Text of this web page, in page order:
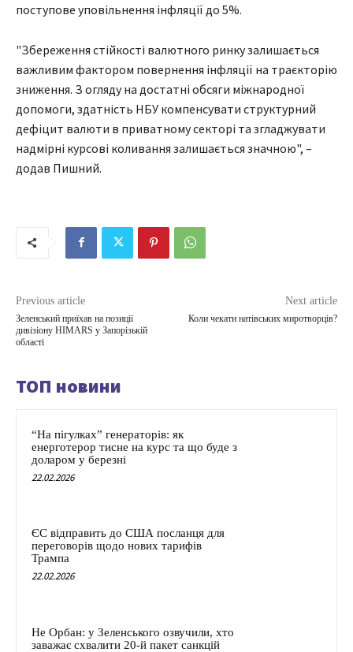
поступове уповільнення інфляції до 5%.
"Збереження стійкості валютного ринку залишається
важливим фактором повернення інфляції на траєкторію
зниження. З огляду на достатні обсяги міжнародної
допомоги, здатність НБУ компенсувати структурний
дефіцит валюти в приватному секторі та згладжувати
надмірні курсові коливання залишається значною", –
додав Пишний.
Previous article
Зеленський приїхав на позиції
дивізіону HIMARS у Запорізькій
області
Next article
Коли чекати натівських миротворців?
ТОП новини
“На пігулках” генераторів: як
енерготерор тисне на курс та що буде з
доларом у березні
22.02.2026
ЄС відправить до США посланця для
переговорів щодо нових тарифів
Трампа
22.02.2026
Не Орбан: у Зеленського озвучили, хто
заважає схвалити 20-й пакет санкцій